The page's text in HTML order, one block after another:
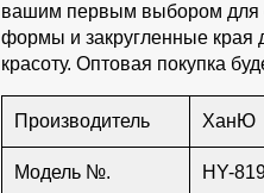
вашим первым выбором для
формы и закругленные края
красоту. Оптовая покупка
Производитель ХанЮ
Модель №. HY-